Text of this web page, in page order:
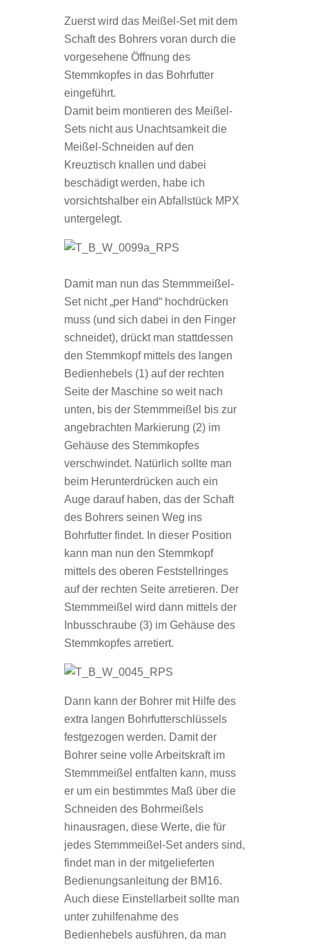
Zuerst wird das Meißel-Set mit dem
Schaft des Bohrers voran durch die
vorgesehene Öffnung des
Stemmkopfes in das Bohrfutter
eingeführt.
Damit beim montieren des Meißel-
Sets nicht aus Unachtsamkeit die
Meißel-Schneiden auf den
Kreuztisch knallen und dabei
beschädigt werden, habe ich
vorsichtshalber ein Abfallstück MPX
untergelegt.
Damit man nun das Stemmmeißel-
Set nicht „per Hand“ hochdrücken
muss (und sich dabei in den Finger
schneidet), drückt man stattdessen
den Stemmkopf mittels des langen
Bedienhebels (1) auf der rechten
Seite der Maschine so weit nach
unten, bis der Stemmmeißel bis zur
angebrachten Markierung (2) im
Gehäuse des Stemmkopfes
verschwindet. Natürlich sollte man
beim Herunterdrücken auch ein
Auge darauf haben, das der Schaft
des Bohrers seinen Weg ins
Bohrfutter findet. In dieser Position
kann man nun den Stemmkopf
mittels des oberen Feststellringes
auf der rechten Seite arretieren. Der
Stemmmeißel wird dann mittels der
Inbusschraube (3) im Gehäuse des
Stemmkopfes arretiert.
Dann kann der Bohrer mit Hilfe des
extra langen Bohrfutterschlüssels
festgezogen werden. Damit der
Bohrer seine volle Arbeitskraft im
Stemmmeißel entfalten kann, muss
er um ein bestimmtes Maß über die
Schneiden des Bohrmeißels
hinausragen, diese Werte, die für
jedes Stemmmeißel-Set anders sind,
findet man in der mitgelieferten
Bedienungsanleitung der BM16.
Auch diese Einstellarbeit sollte man
unter zuhilfenahme des
Bedienhebels ausführen, da man